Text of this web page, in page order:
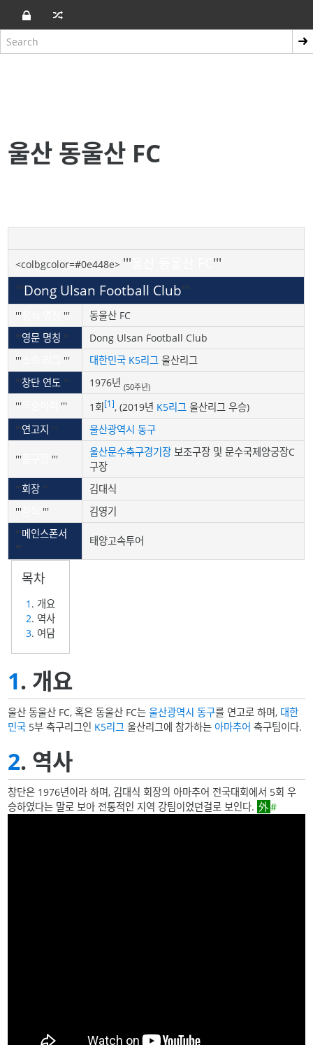
울산 동울산 FC
<colbgcolor=#0e448e> '''
'''
'''Dong Ulsan Football Club'''
''' '''
동울산 FC
'''영문 명칭 '''
Dong Ulsan Football Club
'''
''' 대한민국 K5리그 울산리그
'''창단 연도 ''' 1976년(50주년)
''' ''' 1회 [1], (2019년 K5리그 울산리그 우승)
'''연고지 ''' 울산광역시 동구
''' '''
울산문수축구경기장 보조구장 및 문수국제양궁장C
구장
'''회장 '''
김대식
'''
'''
김영기
'''메인스폰서
'''
태양고속투어
1 . 개요
2. 역사
3. 여담
1. 개요
울산 동울산 FC, 혹은 동울산 FC는울산광역시 동구를 연고로 하며, 대한
민국 5부 축구리그인 K5리그 울산리그에 참가하는 아마추어 축구팀이다.
2. 역사
창단은 1976년이라 하며, 김대식 회장의 아마추어 전국대회에서 5회 우
승하였다는 말로 보아 전통적인 지역 강팀이었던걸로 보인다.
#